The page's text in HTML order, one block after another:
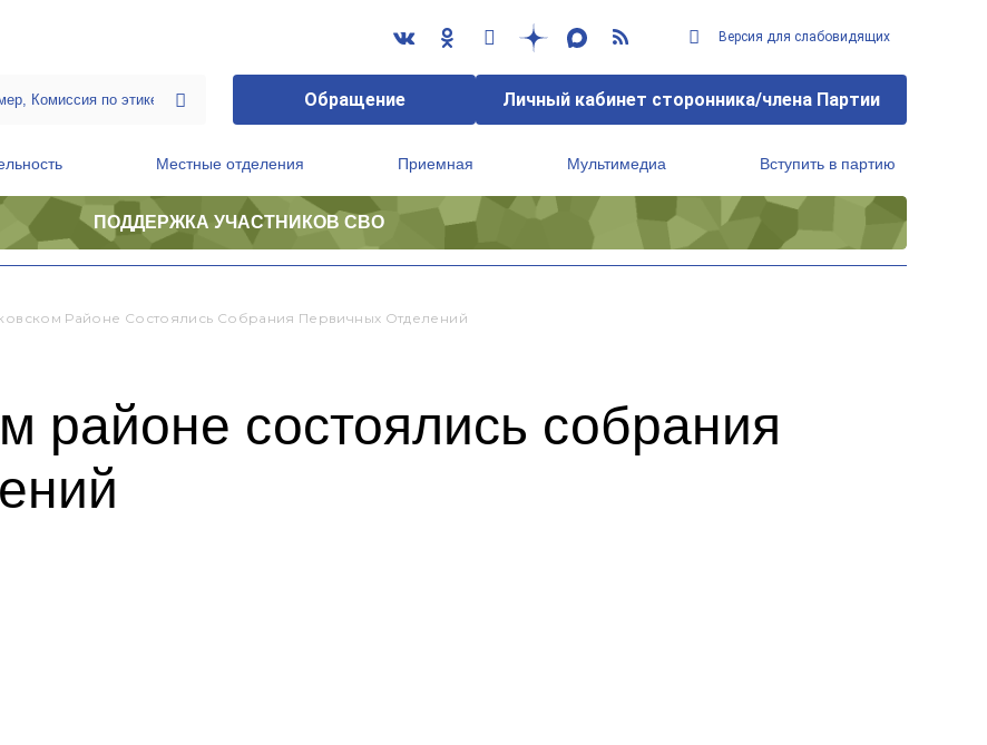
Версия для слабовидящих
Обращение Личный кабинет сторонника/члена Партии
Местные отделения Приемная Мультимедиа Вступить в партию
ПОДДЕРЖКА УЧАСТНИКОВ СВО
Районе Состоялись Собрания Первичных Отделений
районе состоялись собрания